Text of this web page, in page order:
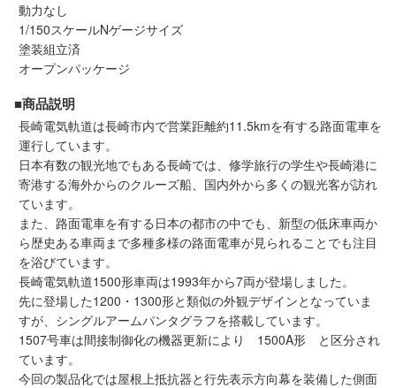
お役立ち情報
メルマガ登録
Infomation
ご注文方法
ヘルプページ
お問い合せ
動力なし
1/150スケールNゲージサイズ
塗装組立済
オープンパッケージ
■商品説明
長崎電気軌道は長崎市内で営業距離約11.5kmを有する路面電車を
運行しています。
日本有数の観光地でもある長崎では、修学旅行の学生や長崎港に
寄港する海外からのクルーズ船、国内外から多くの観光客が訪れ
ています。
また、路面電車を有する日本の都市の中でも、新型の低床車両か
ら歴史ある車両まで多種多様の路面電車が見られることでも注目
を浴びています。
長崎電気軌道1500形車両は1993年から7両が登場しました。
先に登場した1200・1300形と類似の外観デザインとなっていま
すが、シングルアームパンタグラフを搭載しています。
1507号車は間接制御化の機器更新により 1500A形 と区分され
ています。
今回の製品化では屋根上抵抗器と行先表示方向幕を装備した側面